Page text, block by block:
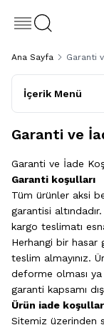
Ana Sayfa Garanti
İçerik Menü
Garanti ve
Garanti ve İade
Garanti koşulları
Tüm ürünler aksi
garantisi
kargo teslimatı
Herhangi bir
teslim almayınız.
deforme olması ya
garanti kapsamı
Ürün iade
Sitemiz üzerinden